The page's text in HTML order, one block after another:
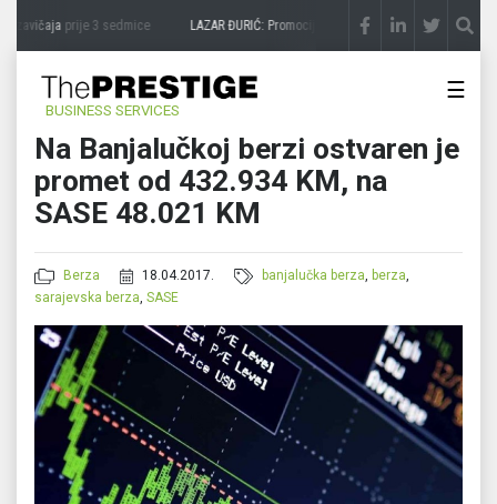
zavičajaprije 3 sedmice LAZAR ĐURIĆ: Promocija potencijal pretvara u destinaciju
BUSINESS SERVICES
☰
Na Banjalučkoj berzi ostvaren je
promet od 432.934 KM, na
SASE 48.021 KM
Berza 18.04.2017. banjalučka berza, berza,
sarajevska berza, SASE